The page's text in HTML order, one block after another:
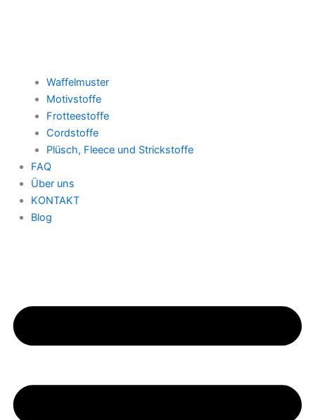
Waffelmuster
Motivstoffe
Frotteestoffe
Cordstoffe
Plüsch, Fleece und Strickstoffe
FAQ
Über uns
KONTAKT
Blog